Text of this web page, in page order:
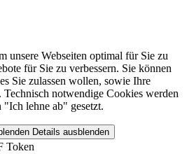
unsere Webseiten optimal für Sie zu
für Sie zu verbessern. Sie können
Sie zulassen wollen, sowie Ihre
notwendige Cookies werden
lehne ab" gesetzt.
Details ausblenden
Token